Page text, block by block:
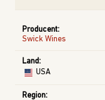
Producent:
Swick Wines
Land:
USA
Region: